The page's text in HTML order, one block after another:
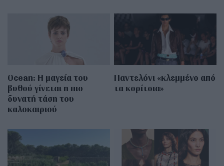
Οcean: Η μαγεία του
βυθού γίνεται η πιο
δυνατή τάση του
καλοκαιριού
Παντελόνι «κλεμμένο από
τα κορίτσια»